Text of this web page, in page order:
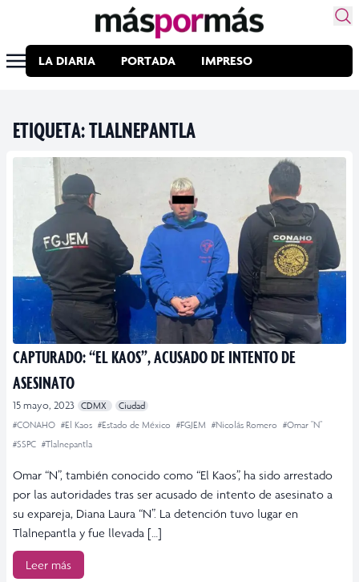
LA DIARIA PORTADA IMPRESO
ETIQUETA:TLALNEPANTLA
CAPTURADO: “EL KAOS”, ACUSADO DE INTENTO DE
ASESINATO
15 mayo, 2023 CDMX
Ciudad
#CONAHO #El Kaos #Estado de México #FGJEM #Nicolás Romero #Omar "N"
#SSPC #Tlalnepantla
Omar “N”, también conocido como “El Kaos”, ha sido arrestado
por las autoridades tras ser acusado de intento de asesinato a
su expareja, Diana Laura “N”. La detención tuvo lugar en
Tlalnepantla y fue llevada […]
Leer más